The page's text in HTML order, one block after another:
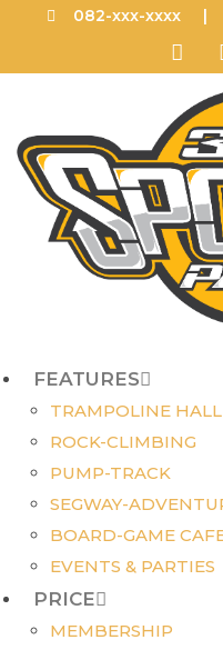
082-xxx-xxxx |
FEATURES
TRAMPOLINE HALL
ROCK-CLIMBING
PUMP-TRACK
SEGWAY-
BOARD-GAME
EVENTS & PARTIES
PRICE
MEMBERSHIP